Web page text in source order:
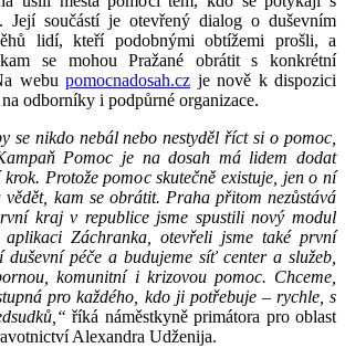
Její součástí je otevřený dialog o duševním
lidí, kteří podobnými obtížemi prošli, a
se mohou Pražané obrátit s konkrétní
webu pomocnadosah.cz je nově k dispozici
odborníky i podpůrné organizace.
se nikdo nebál nebo nestyděl říct si o pomoc,
Pomoc je na dosah má lidem dodat
Protože pomoc skutečně existuje, jen o ní
kam se obrátit. Praha přitom nezůstává
kraj v republice jsme spustili nový modul
Záchranka, otevřeli jsme také první
duševní péče a budujeme síť center a služeb,
komunitní i krizovou pomoc. Chceme,
pro každého, kdo ji potřebuje – rychle, s
říká náměstkyně primátora pro oblast
Alexandra Udženija.